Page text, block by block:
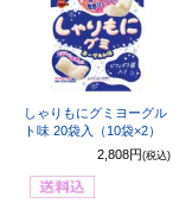
しゃりもにグミヨーグル
ト味 20袋入（10袋×2）
2,808円(税込)